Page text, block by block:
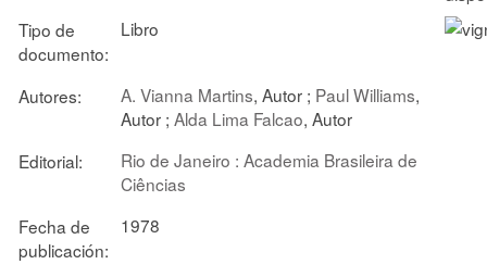
Tipo de
documento:
Libro
Autores: A. Vianna Martins, Autor ; Paul Williams,
Autor ; Alda Lima Falcao, Autor
Editorial:
Rio de Janeiro : Academia Brasileira de
Ciências
Fecha de
publicación:
1978